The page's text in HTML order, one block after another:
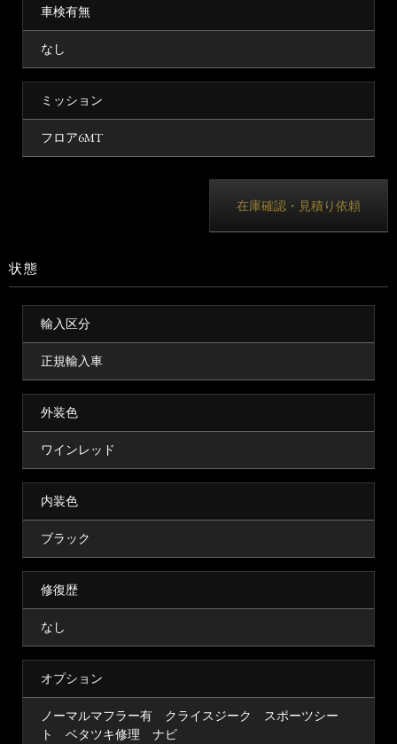
車検有無
なし
ミッション
フロア6MT
在庫確認・見積り依頼
状態
輸入区分
正規輸入車
外装色
ワインレッド
内装色
ブラック
修復歴
なし
オプション
ノーマルマフラー有 クライスジーク スポーツシー
ト ベタツキ修理 ナビ